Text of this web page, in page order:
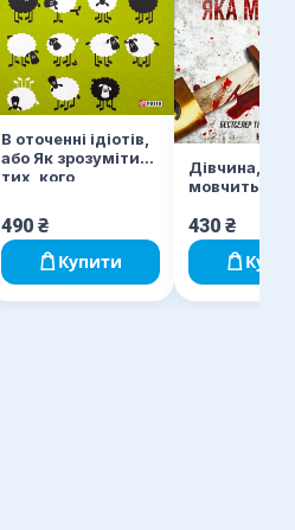
В оточенні ідіотів,
або Як зрозуміти
тих, кого
зрозуміти
490 ₴
Купити
Дівчина, яка
мовчить.
430 ₴